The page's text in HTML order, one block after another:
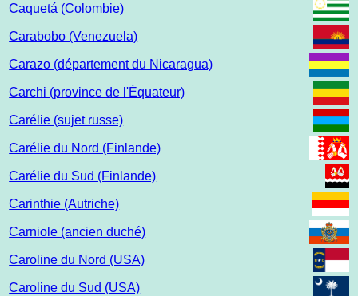
Caquetá (Colombie)
Carabobo (Venezuela)
Carazo (département du Nicaragua)
Carchi (province de l'Équateur)
Carélie (sujet russe)
Carélie du Nord (Finlande)
Carélie du Sud (Finlande)
Carinthie (Autriche)
Carniole (ancien duché)
Caroline du Nord (USA)
Caroline du Sud (USA)